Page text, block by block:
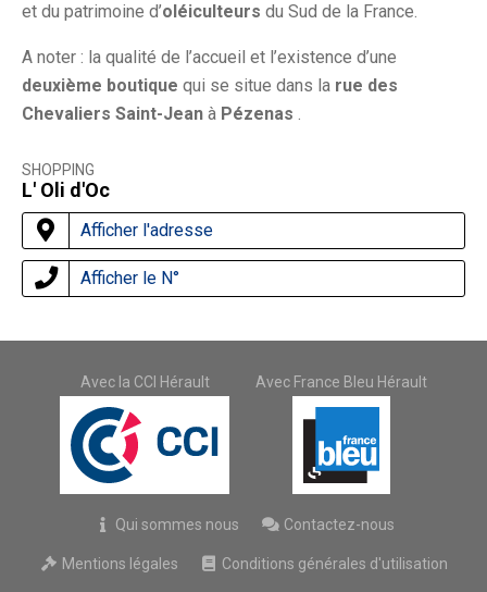
et du patrimoine d’oléiculteurs du Sud de la France.
A noter : la qualité de l’accueil et l’existence d’une
deuxième boutique qui se situe dans la rue des
Chevaliers Saint-Jean à Pézenas .
SHOPPING
L' Oli d'Oc
Afficher l'adresse
Afficher le N°
Avec la CCI Hérault Avec France Bleu Hérault
Qui sommes nous Contactez-nous
Mentions légales Conditions générales d'utilisation